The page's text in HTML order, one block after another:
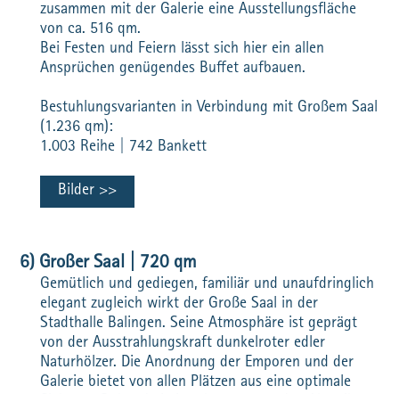
zusammen mit der Galerie eine Ausstellungsfläche
von ca. 516 qm.
Bei Festen und Feiern lässt sich hier ein allen
Ansprüchen genügendes Buffet aufbauen.
Bestuhlungsvarianten in Verbindung mit Großem Saal
(1.236 qm):
1.003 Reihe | 742 Bankett
Bilder
6) Großer Saal | 720 qm
Gemütlich und gediegen, familiär und unaufdringlich
elegant zugleich wirkt der Große Saal in der
Stadthalle Balingen. Seine Atmosphäre ist geprägt
von der Ausstrahlungskraft dunkelroter edler
Naturhölzer. Die Anordnung der Emporen und der
Galerie bietet von allen Plätzen aus eine optimale